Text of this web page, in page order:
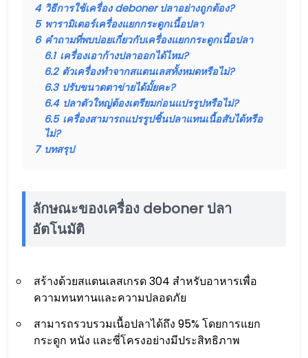
4 วิธีการใช้เครื่อง deboner ปลาอย่างถูกต้อง?
5 พารามิเตอร์เครื่องแยกกระดูกเนื้อปลา
6 คำถามที่พบบ่อยเกี่ยวกับเครื่องแยกกระดูกเนื้อปลา
6.1 เครื่องเอาก้างปลาออกได้ไหม?
6.2 ตัวเครื่องทำจากสแตนเลสทั้งหมดหรือไม่?
6.3 ปรับขนาดตาข่ายได้มั้ยคะ?
6.4 ปลาตัวใหญ่ต้องเตรียมก่อนแปรรูปหรือไม่?
6.5 เครื่องสามารถแปรรูปชิ้นปลาแทนเนื้อสับได้หรือ
ไม่?
7 บทสรุป
ลักษณะของเครื่อง deboner ปลา
อัตโนมัติ
สร้างด้วยสแตนเลสเกรด 304 สำหรับอาหารเพื่อ
ความทนทานและความปลอดภัย
สามารถรวบรวมเนื้อปลาได้ถึง 95% โดยการแยก
กระดูก หนัง และซี่โครงอย่างมีประสิทธิภาพ